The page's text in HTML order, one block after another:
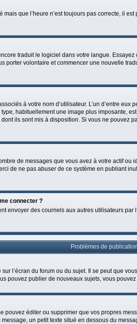
que l’heure n’est toujours pas correcte, il
traduit le logiciel dans votre langue.
porter volontaire et commencer une nouvelle
à votre nom d’utilisateur. L’un d’entre
habituellement une image plus imposante,
ils sont mis à disposition. Si vous ne
de messages que vous avez à votre actif
de ne pas abuser de ce système en publiant
connecter ?
envoyer des courriels aux autres utilisateurs
Problèmes de publication
l’écran du forum ou du sujet. Il se peut que
pouvez publier de nouveaux sujets, vous
éditer ou supprimer que vos propres
un petit texte situé en dessous du